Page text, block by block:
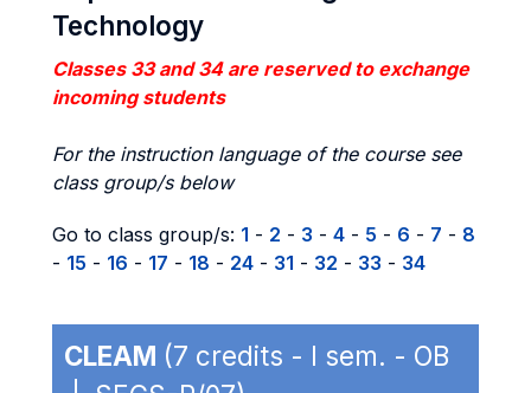
Technology
Classes 33 and 34 are reserved to exchange
incoming students
For the instruction language of the course see
class group/s below
Go to class group/s: 1 - 2 - 3 - 4 - 5 - 6 - 7 - 8
- 15 - 16 - 17 - 18 - 24 - 31 - 32 - 33 - 34
CLEAM (7 credits - I sem. - OB